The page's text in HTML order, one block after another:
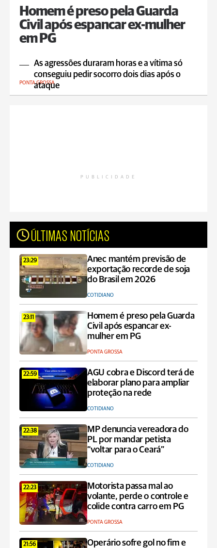
Homem é preso pela Guarda
Civil após espancar ex-mulher
em PG
As agressões duraram horas e a vítima só
conseguiu pedir socorro dois dias após o
ataque
PONTA GROSSA
PUBLICIDADE
ÚLTIMAS NOTÍCIAS
23:29
Anec mantém previsão de
exportação recorde de soja
do Brasil em 2026
COTIDIANO
23:11
Homem é preso pela Guarda
Civil após espancar ex-
mulher em PG
PONTA GROSSA
22:59
AGU cobra e Discord terá de
elaborar plano para ampliar
proteção na rede
COTIDIANO
22:38
MP denuncia vereadora do
PL por mandar petista
“voltar para o Ceará”
COTIDIANO
22:23
Motorista passa mal ao
volante, perde o controle e
colide contra carro em PG
PONTA GROSSA
21:56
Operário sofre gol no fim e